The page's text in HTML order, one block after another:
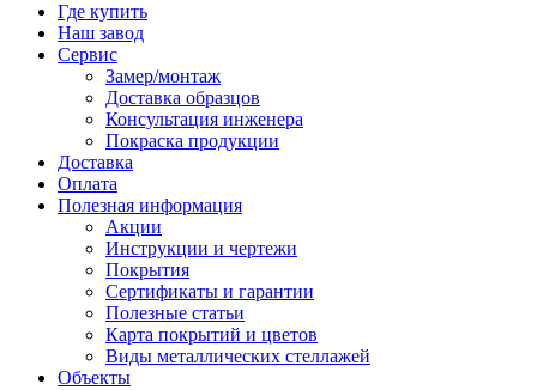
Где купить
Наш завод
Сервис
Замер/монтаж
Доставка образцов
Консультация инженера
Покраска продукции
Доставка
Оплата
Полезная информация
Акции
Инструкции и чертежи
Покрытия
Сертификаты и гарантии
Полезные статьи
Карта покрытий и цветов
Виды металлических стеллажей
Объекты